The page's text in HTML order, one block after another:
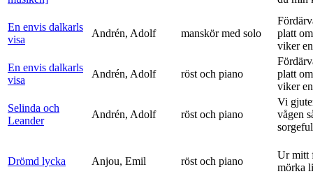
En envis dalkarls
visa
Andrén, Adolf manskör med solo
platt
viker
En envis dalkarls
visa
Andrén, Adolf röst och piano
platt
viker
Selinda och
Leander
Andrén, Adolf röst och piano
Vi
vågen
Drömd lycka Anjou, Emil röst och piano
Ur mitt
mörka